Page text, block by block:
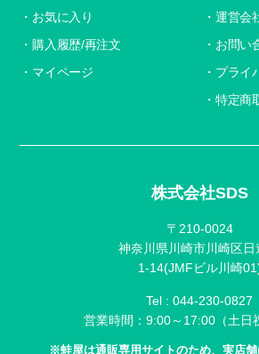
株式会社SDS
〒210-0024
神奈川県川崎市川崎区日
1-14(JMFビル川崎
Tel : 044-230-0827
営業時間：9:00～17:00（土日
※蛙屋は通販専用サイトのため、実店舗
お気に入り
購入履歴/再注文
マイページ
運営会
お問い
プライ
特定商